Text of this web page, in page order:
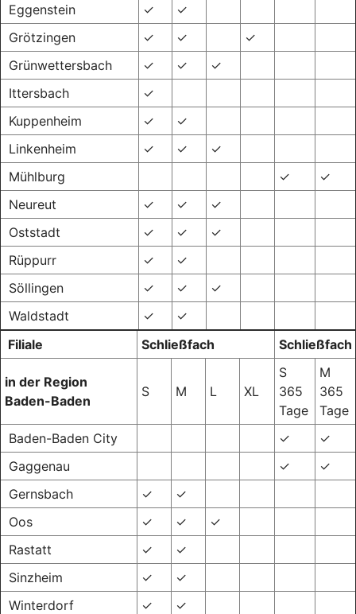
Eggenstein
✓
✓
Grötzingen
✓ ✓
✓
Grünwettersbach
✓ ✓
✓
Ittersbach
✓
Kuppenheim
✓
✓
Linkenheim
✓ ✓
✓
Mühlburg
✓
✓
Neureut
✓ ✓
✓
Oststadt
✓ ✓
✓
Rüppurr
✓
✓
Söllingen
✓ ✓
✓
Waldstadt
✓
✓
Filiale
Schließfach Schließfach
in der Region
Baden-Baden
S M L XL
S
365
Tage
M
365
Tage
Baden-Baden City
✓
✓
Gaggenau
✓
✓
Gernsbach
✓
✓
Oos
✓ ✓
✓
Rastatt
✓
✓
Sinzheim
✓
✓
Winterdorf
✓
✓